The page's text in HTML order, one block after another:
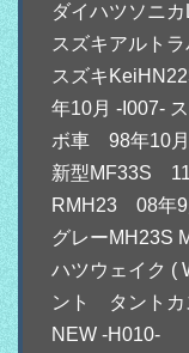
ダイハツソニ
スズキアルト
スズキ
年10月 -I007-
ボ車 98年10月
新型MF33S 11
RMH23 08年9
グレーMH23S
ハツウェイク (
ント タントカ
NEW -H010-